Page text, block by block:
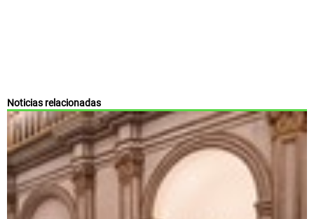
Noticias relacionadas